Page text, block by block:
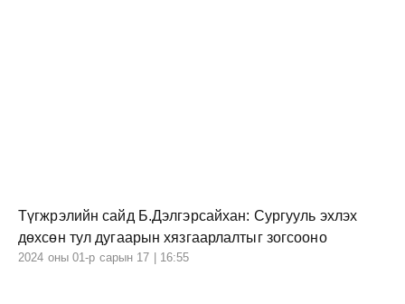
Түгжрэлийн сайд Б.Дэлгэрсайхан: Сургууль эхлэх
дөхсөн тул дугаарын хязгаарлалтыг зогсооно
2024 оны 01-р сарын 17 | 16:55